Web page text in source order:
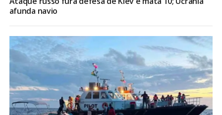
afunda navio